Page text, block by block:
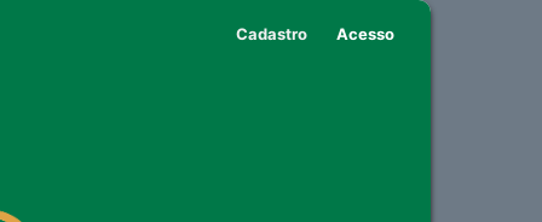
Cadastro Acesso